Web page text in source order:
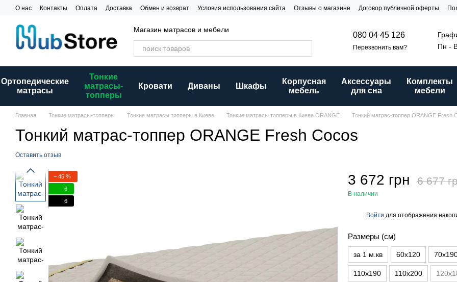
Перейти к основному контенту
О нас Контакты Оплата Доставка Обмен и возврат Условия использования сайта Отзывы о магазине Договор публичной оферты
Магазин матрасов и мебели
080 04 45 126
Перезвонить вам?
Пн -
Ортопедические
матрасы
Тонкие
матрасы-
топперы
Кровати Диваны Шкафы
Корпусная
мебель
Аксессуары
для сна
Комплекты
мебели
Главная Тонкие матрасы-топперы Тонкие матрасы топперы в Киеве Тонкие матрасы топперы в Киеве ORANGE Тонкий матрас-топпер ORANGE Fresh
Тонкий матрас-топпер ORANGE Fresh Cocos
Оставить отзыв
− 45 %
6
6
3 672 грн 6 677
В наличии
Войти для отображения
Размеры (см)
за 1 м.кв 60х120
110х190 110х200